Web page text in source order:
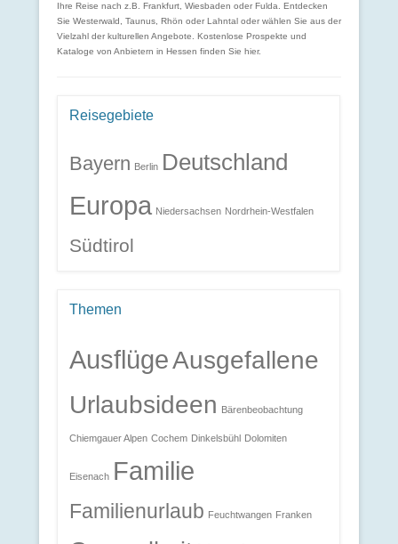
Ihre Reise nach z.B. Frankfurt, Wiesbaden oder Fulda. Entdecken
Sie Westerwald, Taunus, Rhön oder Lahntal oder wählen Sie aus der
Vielzahl der kulturellen Angebote. Kostenlose Prospekte und
Kataloge von Anbietern in Hessen finden Sie hier.
Reisegebiete
Bayern Berlin Deutschland
Europa Niedersachsen Nordrhein-Westfalen
Südtirol
Themen
AusflügeAusgefallene
Urlaubsideen Bärenbeobachtung
Chiemgauer Alpen Cochem Dinkelsbühl Dolomiten
Eisenach Familie
Familienurlaub Feuchtwangen Franken